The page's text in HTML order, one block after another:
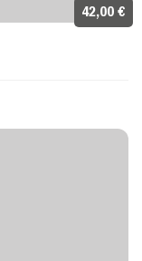
42,00 €